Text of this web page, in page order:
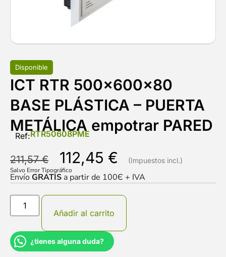
Disponible
ICT RTR 500x600x80
BASE PLÁSTICA – PUERTA
METÁLICA empotrar PARED
Ref:RTR50608PME
211,57€ 112,45 €
Salvo Error Tipográfico
EnvíoGRATIS a partir de 100Є + IVA
Añadir al carrito
¿tienes alguna duda?